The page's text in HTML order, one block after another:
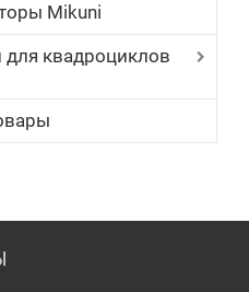
Mikuni
для квадроциклов